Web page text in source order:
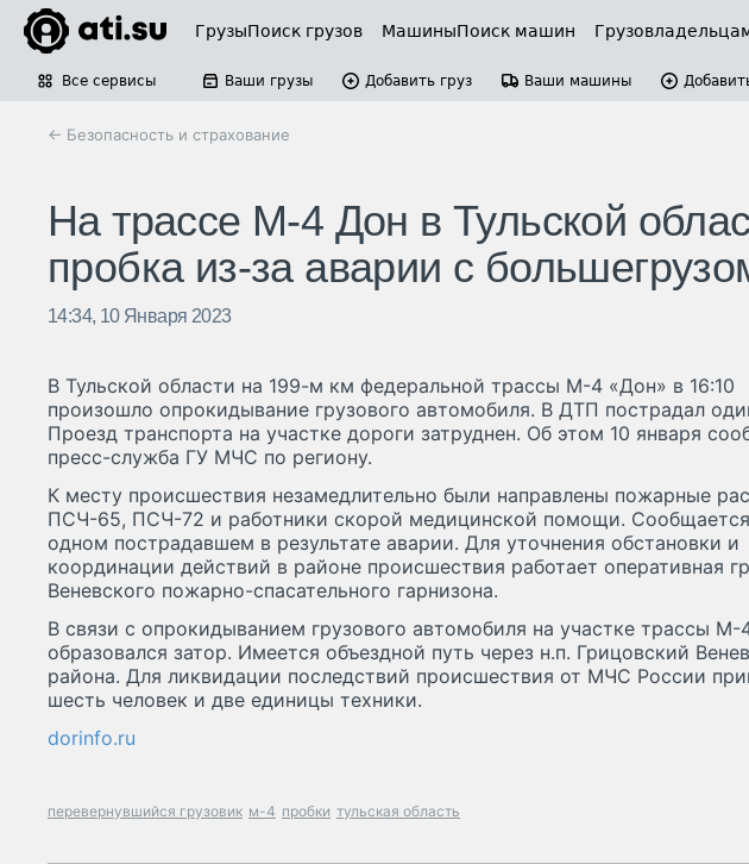
ГрузыПоиск грузов МашиныПоиск машин
Все сервисы Ваши грузы Добавить груз Ваши машины
← Безопасность и страхование
На трассе М-4 Дон в Тульской
пробка из-за аварии с
14:34, 10 Января 2023
В Тульской области на 199-м км федеральной трассы М-4 «Дон» в 16:10
произошло опрокидывание грузового автомобиля. В ДТП пострадал
Проезд транспорта на участке дороги затруднен. Об этом 10 января
пресс-служба ГУ МЧС по региону.
К месту происшествия незамедлительно были направлены пожарные
ПСЧ-65, ПСЧ-72 и работники скорой медицинской помощи.
одном пострадавшем в результате аварии. Для уточнения обстановки и
координации действий в районе происшествия работает оперативная
Веневского пожарно-спасательного гарнизона.
В связи с опрокидыванием грузового автомобиля на участке трассы М-
образовался затор. Имеется объездной путь через н.п. Грицовский
района. Для ликвидации последствий происшествия от МЧС России
шесть человек и две единицы техники.
dorinfo.ru
перевернувшийся грузовик м-4 пробки тульская область